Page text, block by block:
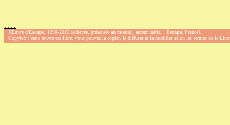
[Œuvre d'Escape, 1990-2015 (achevée, présentée au monde), auteur initial :Escape, France].
Copyleft : cette œuvre est libre, vous pouvez la copier, la diffuser et la modifier selon les termes de la